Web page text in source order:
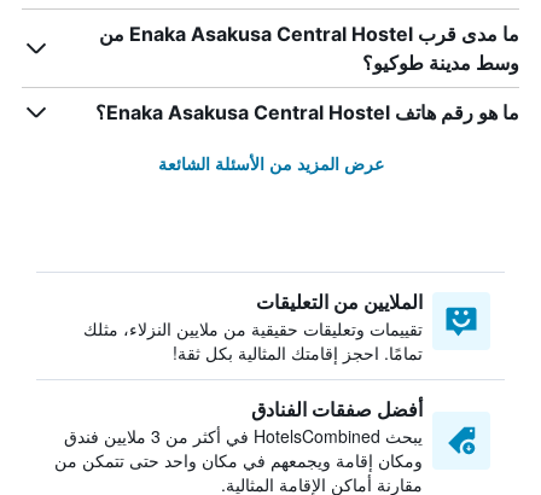
ما مدى قرب Enaka Asakusa Central Hostel من
وسط مدينة طوكيو؟
ما هو رقم هاتف Enaka Asakusa Central Hostel؟
عرض المزيد من الأسئلة الشائعة
الملايين من التعليقات
تقييمات وتعليقات حقيقية من ملايين النزلاء، مثلك
تمامًا. احجز إقامتك المثالية بكل ثقة!
أفضل صفقات الفنادق
يبحث HotelsCombined في أكثر من 3 ملايين فندق
ومكان إقامة ويجمعهم في مكان واحد حتى تتمكن من
مقارنة أماكن الإقامة المثالية.